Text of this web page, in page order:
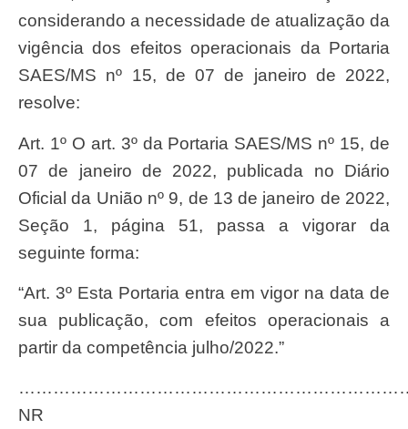
considerando a necessidade de atualização da
vigência dos efeitos operacionais da Portaria
SAES/MS nº 15, de 07 de janeiro de 2022,
resolve:
Art. 1º O art. 3º da Portaria SAES/MS nº 15, de
07 de janeiro de 2022, publicada no Diário
Oficial da União nº 9, de 13 de janeiro de 2022,
Seção 1, página 51, passa a vigorar da
seguinte forma:
“Art. 3º Esta Portaria entra em vigor na data de
sua publicação, com efeitos operacionais a
partir da competência julho/2022.”
NR